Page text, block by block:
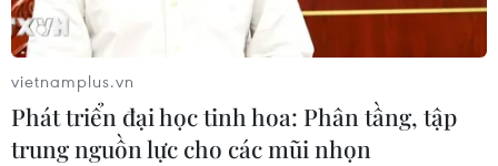
vietnamplus.vn
Phát triển đại học tinh hoa: Phân tầng, tập
trung nguồn lực cho các mũi nhọn